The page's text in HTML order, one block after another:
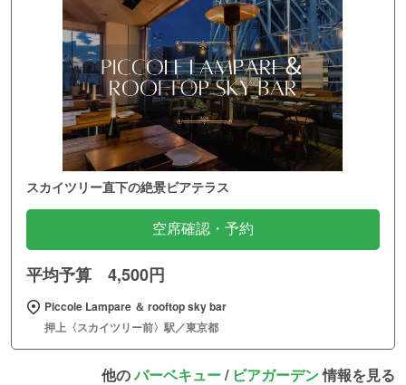
スカイツリー直下の絶景ビアテラス
空席確認・予約
平均予算 4,500円
Piccole Lampare ＆ rooftop sky bar
押上〈スカイツリー前〉駅／東京都
他のバーベキュー/ ビアガーデン情報を見る